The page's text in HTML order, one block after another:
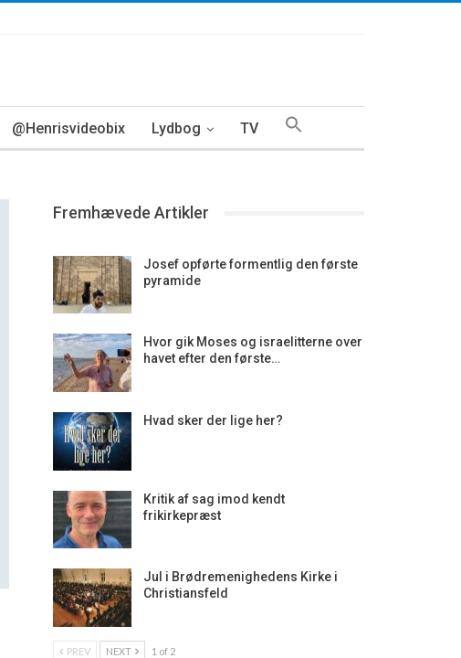
@Henrisvideobix Lydbog TV
Fremhævede Artikler
Josef opførte formentlig den første
pyramide
Hvor gik Moses og israelitterne over
havet efter den første…
Hvad sker der lige her?
Kritik af sag imod kendt
frikirkepræst
Jul i Brødremenighedens Kirke i
Christiansfeld
PREV NEXT 1 of 2